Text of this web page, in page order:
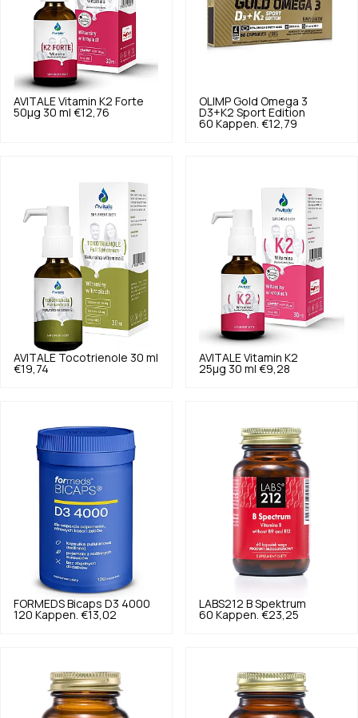
AVITALE Vitamin K2 Forte
50µg 30 ml €12,76
OLIMP Gold Omega 3
D3+K2 Sport Edition
60 Kappen. €12,79
AVITALE Tocotrienole 30 ml
€19,74
AVITALE Vitamin K2
25µg 30 ml €9,28
FORMEDS Bicaps D3 4000
120 Kappen. €13,02
LABS212 B Spektrum
60 Kappen. €23,25